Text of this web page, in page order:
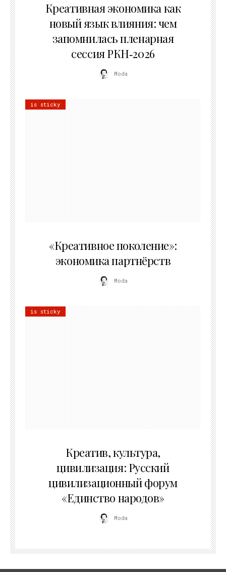
Креативная экономика как
новый язык влияния: чем
запомнилась пленарная
сессия РКН‑2026
Moda
is sticky
«Креативное поколение»:
экономика партнёрств
Moda
is sticky
Креатив, культура,
цивилизация: Русский
цивилизационный форум
«Единство народов»
Moda